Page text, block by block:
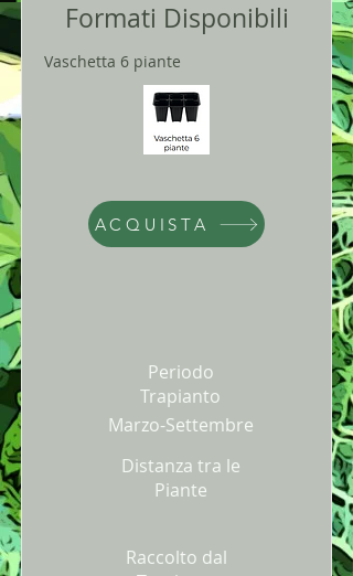
Formati Disponibili
Vaschetta 6 piante
ACQUISTA
Periodo
Trapianto
Marzo-Settembre
Distanza tra le
Piante
Raccolto dal